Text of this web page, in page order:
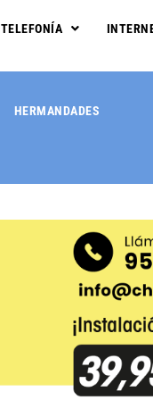
TELEFONÍA
HERMANDADES